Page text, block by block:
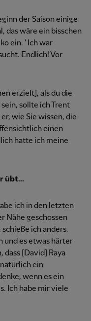
der Saison einige
das wäre ein bisschen
ein. ' Ich war
Endlich! Vor
erzielt], als du die
sollte ich Trent
wie Sie wissen, die
einen
hatte ich meine
übt...
ich in den letzten
Nähe geschossen
ich anders.
und es etwas härter
dass [David] Raya
ein
wenn es ein
Ich habe mir viele